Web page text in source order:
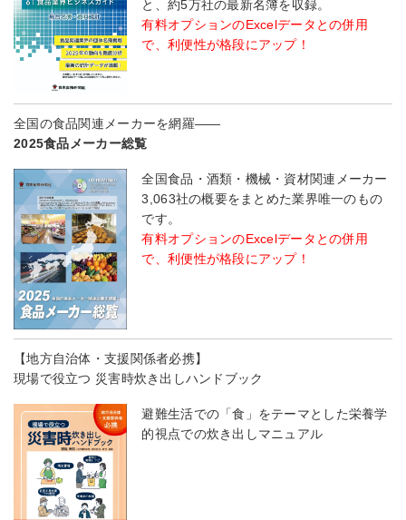
と、約5万社の最新名簿を収録。
有料オプションのExcelデータとの併用
で、利便性が格段にアップ！
全国の食品関連メーカーを網羅――
2025食品メーカー総覧
全国食品・酒類・機械・資材関連メーカー
3,063社の概要をまとめた業界唯一のもの
です。
有料オプションのExcelデータとの併用
で、利便性が格段にアップ！
【地方自治体・支援関係者必携】
現場で役立つ 災害時炊き出しハンドブック
避難生活での「食」をテーマとした栄養学
的視点での炊き出しマニュアル